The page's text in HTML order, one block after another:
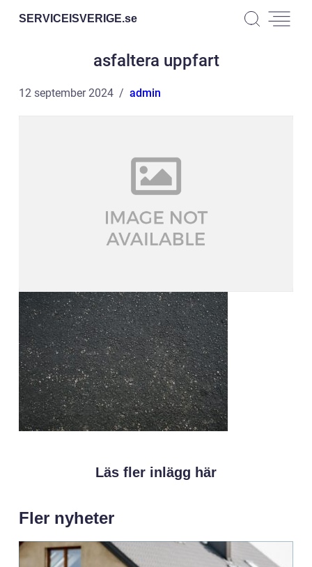
SERVICEISVERIGE.se
asfaltera uppfart
12 september 2024 admin
Läs fler inlägg här
Fler nyheter